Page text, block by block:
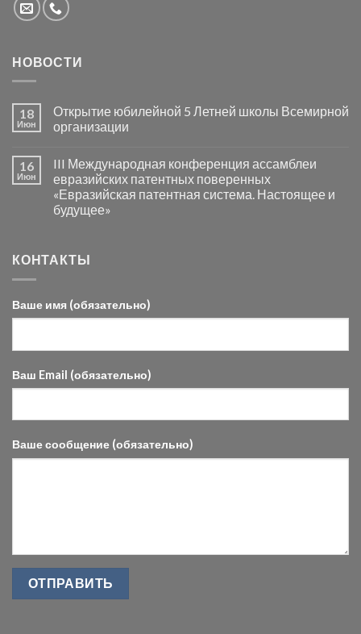
НОВОСТИ
18
Июн
Открытие юбилейной 5 Летней школы Всемирной
организации
16
Июн
III Международная конференция ассамблеи
евразийских патентных поверенных
«Евразийская патентная система. Настоящее и
будущее»
КОНТАКТЫ
Ваше имя (обязательно)
Ваш Email (обязательно)
Ваше сообщение (обязательно)